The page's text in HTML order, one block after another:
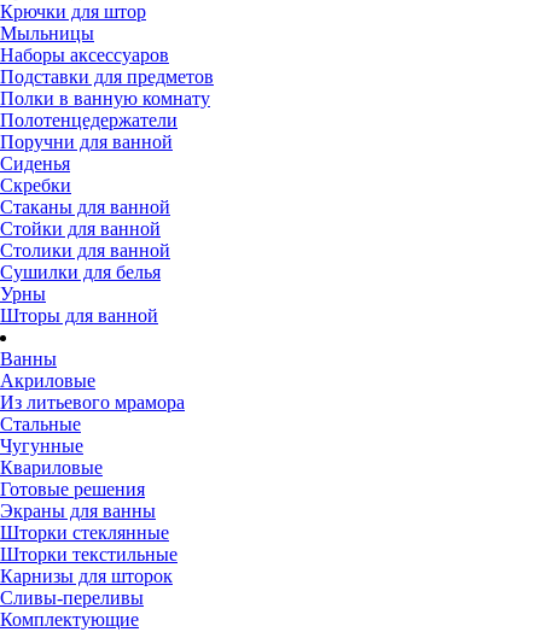
Крючки для штор
Мыльницы
Наборы аксессуаров
Подставки для предметов
Полки в ванную комнату
Полотенцедержатели
Поручни для ванной
Сиденья
Скребки
Стаканы для ванной
Стойки для ванной
Столики для ванной
Сушилки для белья
Урны
Шторы для ванной
Ванны
Акриловые
Из литьевого мрамора
Стальные
Чугунные
Квариловые
Готовые решения
Экраны для ванны
Шторки стеклянные
Шторки текстильные
Карнизы для шторок
Сливы-переливы
Комплектующие